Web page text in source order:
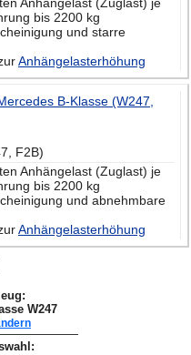
Anhängelast (Zuglast) je
bis 2200 kg
und starre
Anhängelasterhöhung
B-Klasse (W247,
F2B)
Anhängelast (Zuglast) je
bis 2200 kg
und abnehmbare
Anhängelasterhöhung
W247